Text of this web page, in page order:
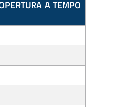
A TEMPO